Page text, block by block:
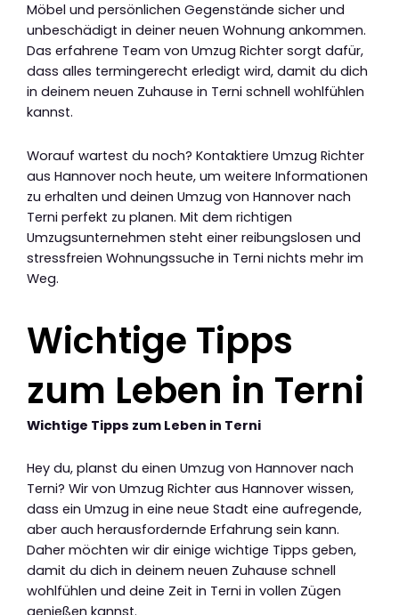
Möbel und persönlichen Gegenstände sicher und
unbeschädigt in deiner neuen Wohnung ankommen.
Das erfahrene Team von Umzug Richter sorgt dafür,
dass alles termingerecht erledigt wird, damit du dich
in deinem neuen Zuhause in Terni schnell wohlfühlen
kannst.
Worauf wartest du noch? Kontaktiere Umzug Richter
aus Hannover noch heute, um weitere Informationen
zu erhalten und deinen Umzug von Hannover nach
Terni perfekt zu planen. Mit dem richtigen
Umzugsunternehmen steht einer reibungslosen und
stressfreien Wohnungssuche in Terni nichts mehr im
Weg.
Wichtige Tipps
zum Leben in Terni
Wichtige Tipps zum Leben in Terni
Hey du, planst du einen Umzug von Hannover nach
Terni? Wir von Umzug Richter aus Hannover wissen,
dass ein Umzug in eine neue Stadt eine aufregende,
aber auch herausfordernde Erfahrung sein kann.
Daher möchten wir dir einige wichtige Tipps geben,
damit du dich in deinem neuen Zuhause schnell
wohlfühlen und deine Zeit in Terni in vollen Zügen